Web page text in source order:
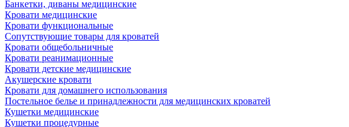
Банкетки, диваны медицинские
Кровати медицинские
Кровати функциональные
Сопутствующие товары для кроватей
Кровати общебольничные
Кровати реанимационные
Кровати детские медицинские
Акушерские кровати
Кровати для домашнего использования
Постельное белье и принадлежности для медицинских кроватей
Кушетки медицинские
Кушетки процедурные